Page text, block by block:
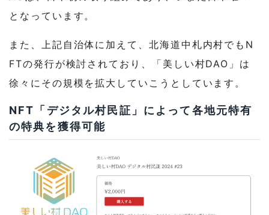
となっています。
また、上記自治体に加えて、北海道中札内村でもN
FTの発行が検討されており、「美しい村DAO」は
徐々にその規模を拡大していこうとしています。
NFT「デジタル村民証」によって各地元特有
の特典を獲得可能